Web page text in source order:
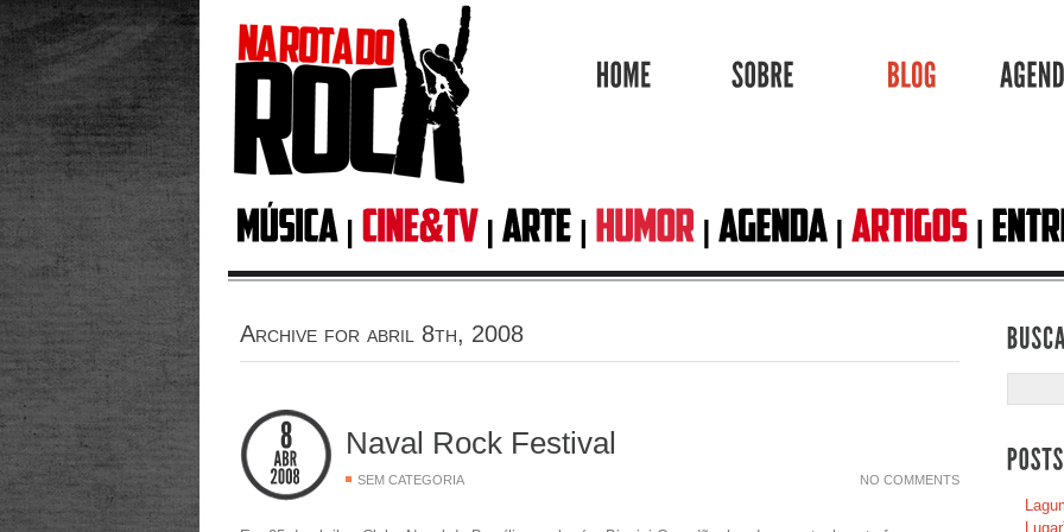
Archive for abril 8th, 2008
Naval Rock Festival
SEM CATEGORIA NO COMMENTS